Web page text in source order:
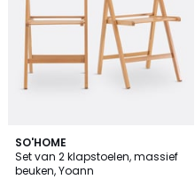
SO'HOME
Set van 2 klapstoelen, massief
beuken, Yoann
4.6
/ 5
2
Kleuren